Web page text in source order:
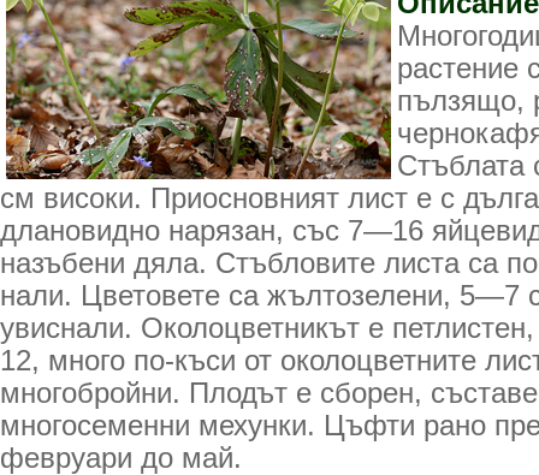
растение
пълзящо,
Стъблата
см високи. Приосновният лист е с
длановидно нарязан, със 7—16
назъбени дяла. Стъбловите листа са
нали. Цветовете са жълтозелени, 5—7
увиснали. Околоцветникът е
12, много по-къси от околоцветните
многобройни. Плодът е сборен,
многосеменни мехунки. Цъфти рано
февруари до май.